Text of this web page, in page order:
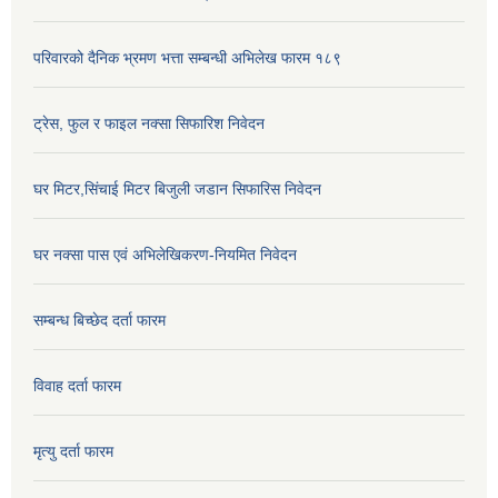
परिवारको दैनिक भ्रमण भत्ता सम्बन्धी अभिलेख फारम १८९
ट्रेस, फुल र फाइल नक्सा सिफारिश निवेदन
घर मिटर,सिंचाई मिटर बिजुली जडान सिफारिस निवेदन
घर नक्सा पास एवं अभिलेखिकरण-नियमित निवेदन
सम्बन्ध बिच्छेद दर्ता फारम
विवाह दर्ता फारम
मृत्यु दर्ता फारम